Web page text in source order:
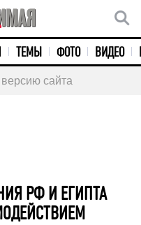
ТЕМЫ ФОТО ВИДЕО
сайта
РФ И ЕГИПТА